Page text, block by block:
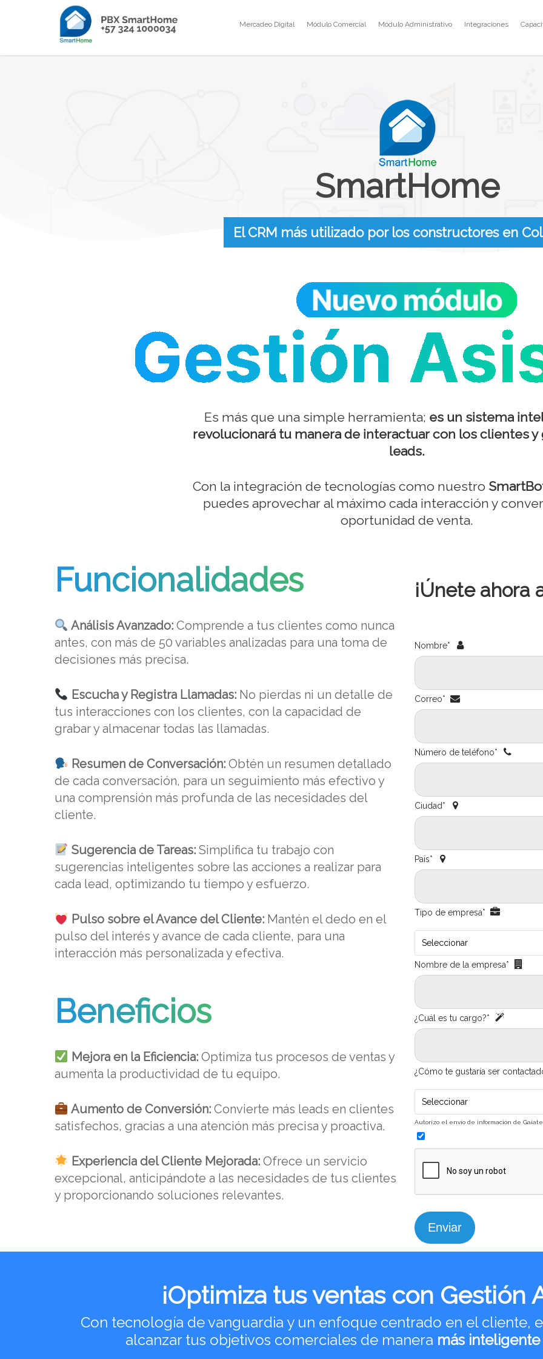
Mercadeo Digital Módulo Comercial Módulo Administrativo Integraciones
SmartHome
El CRM más utilizado por los constructores en
Es más que una simple herramienta; es un sistema
revolucionará tu manera de interactuar con los clientes
leads.
Con la integración de tecnologías como nuestro
puedes aprovechar al máximo cada interacción y
oportunidad de venta.
Funcionalidades
Análisis Avanzado:Comprende a tus clientes como nunca
antes, con más de 50 variables analizadas para una toma de
decisiones más precisa.
Escucha y Registra Llamadas:No pierdas ni un detalle de
tus interacciones con los clientes, con la capacidad de
grabar y almacenar todas las llamadas.
Resumen de Conversación:Obtén un resumen detallado
de cada conversación, para un seguimiento más efectivo y
una comprensión más profunda de las necesidades del
cliente.
Sugerencia de Tareas:Simplifica tu trabajo con
sugerencias inteligentes sobre las acciones a realizar para
cada lead, optimizando tu tiempo y esfuerzo.
Pulso sobre el Avance del Cliente:Mantén el dedo en el
pulso del interés y avance de cada cliente, para una
interacción más personalizada y efectiva.
Beneficios
Mejora en la Eficiencia:Optimiza tus procesos de ventas y
aumenta la productividad de tu equipo.
Aumento de Conversión:Convierte más leads en clientes
satisfechos, gracias a una atención más precisa y proactiva.
Experiencia del Cliente Mejorada:Ofrece un servicio
excepcional, anticipándote a las necesidades de tus clientes
y proporcionando soluciones relevantes.
¡Únete ahora
Nombre*
Correo*
Número de teléfono*
Ciudad*
País*
Tipo de empresa*
Seleccionar
Nombre de la empresa*
¿Cuál es tu cargo?*
¿Cómo te gustaría ser
Seleccionar
Autorizo el envío de información de
¡Optimiza tus ventas con Gestión
Con tecnología de vanguardia y un enfoque centrado en el cliente,
alcanzar tus objetivos comerciales de manera más